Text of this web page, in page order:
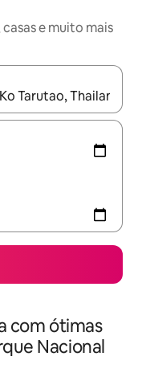
e muito mais
explore-os
com ótimas
Nacional